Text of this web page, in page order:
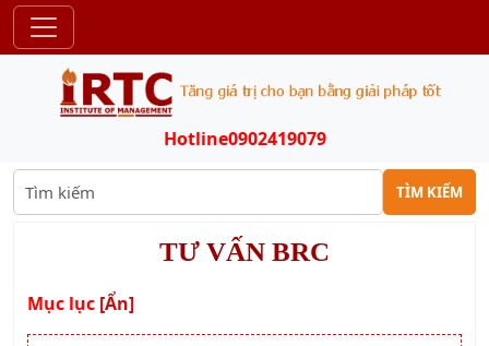
Hotline0902419079
TÌM KIẾM
TƯ VẤN BRC
Mục lục [Ẩn]